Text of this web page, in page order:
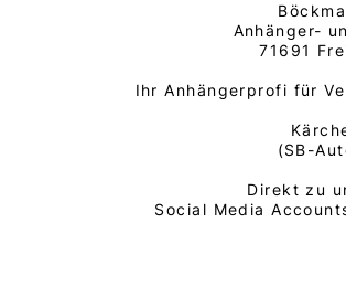
Anhänger-
71691
Ihr Anhängerprofi für
(SB-
Direkt zu
Social Media